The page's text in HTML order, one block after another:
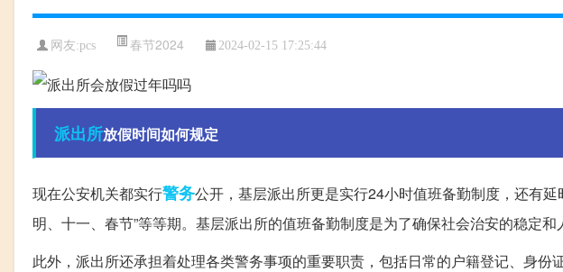
网友:pcs 春节2024 2024-02-15 17:25:44
派出所放假时间如何规定
现在公安机关都实行警务公开，基层派出所更是实行24小时值班备勤制度，还有
明、十一、春节”等等期。基层派出所的值班备勤制度是为了确保社会治安的稳定和
此外，派出所还承担着处理各类警务事项的重要职责，包括日常的户籍登记、身